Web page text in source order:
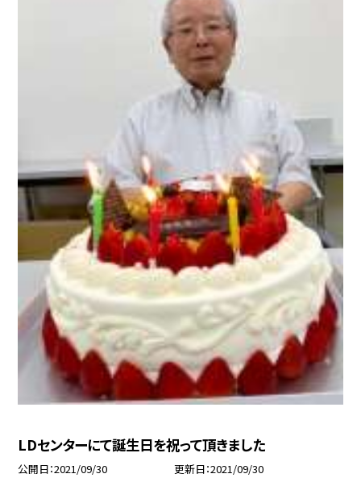
LDセンターにて誕生日を祝って頂きました
公開日 2021/09/30 更新日 2021/09/30